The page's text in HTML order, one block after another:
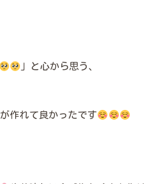
」と心から思う、
が作れて良かったです